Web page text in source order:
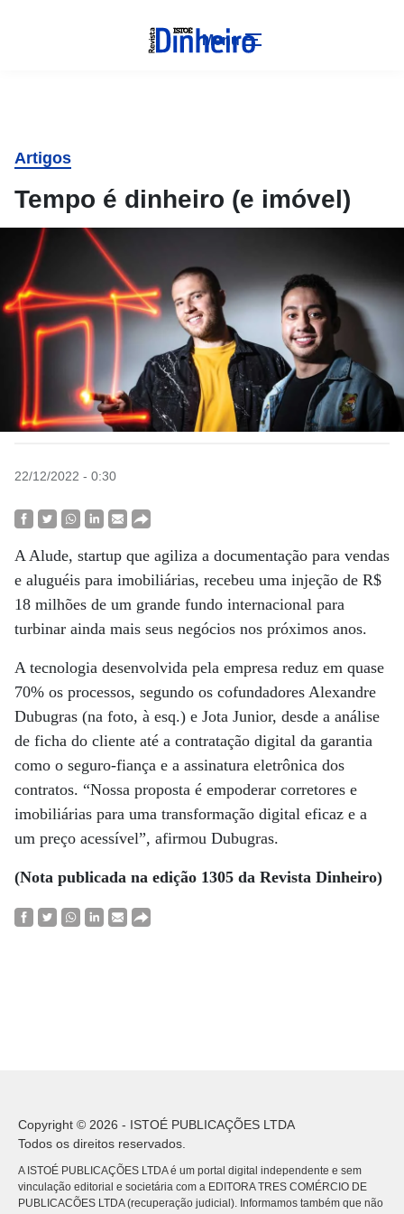
Menu
Artigos
Tempo é dinheiro (e imóvel)
22/12/2022 - 0:30
A Alude, startup que agiliza a documentação para vendas
e aluguéis para imobiliárias, recebeu uma injeção de R$
18 milhões de um grande fundo internacional para
turbinar ainda mais seus negócios nos próximos anos.
A tecnologia desenvolvida pela empresa reduz em quase
70% os processos, segundo os cofundadores Alexandre
Dubugras (na foto, à esq.) e Jota Junior, desde a análise
de ficha do cliente até a contratação digital da garantia
como o seguro-fiança e a assinatura eletrônica dos
contratos. “Nossa proposta é empoderar corretores e
imobiliárias para uma transformação digital eficaz e a
um preço acessível”, afirmou Dubugras.
(Nota publicada na edição 1305 da Revista Dinheiro)
Copyright © 2026 - ISTOÉ PUBLICAÇÕES LTDA
Todos os direitos reservados.
A ISTOÉ PUBLICAÇÕES LTDA é um portal digital independente e sem
vinculação editorial e societária com a EDITORA TRES COMÉRCIO DE
PUBLICACÕES LTDA (recuperação judicial). Informamos também que não